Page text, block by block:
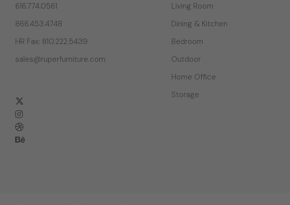
616.774.0561
866.453.4748
HR Fax: 810.222.5439
sales@ruperfurniture.com
Living Room
Dining & Kitchen
Bedroom
Outdoor
Home Office
Storage